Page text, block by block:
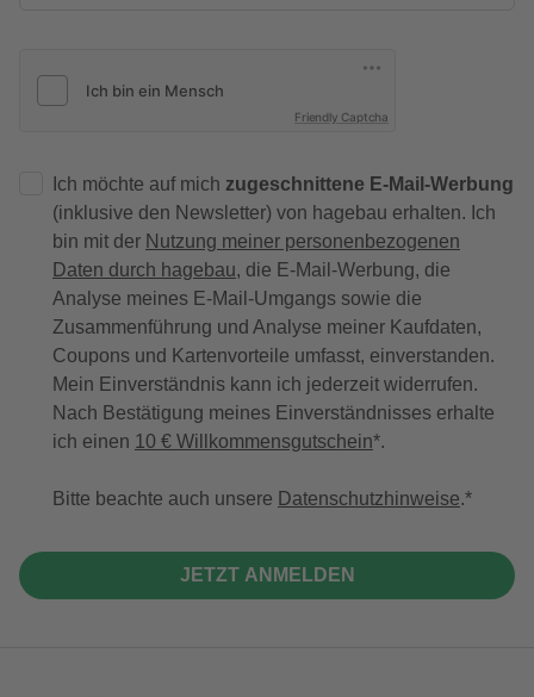
Friendly Captcha
Ich möchte auf mich zugeschnittene E-Mail-Werbung
(inklusive den Newsletter) von hagebau erhalten. Ich
bin mit der Nutzung meiner personenbezogenen
Daten durch hagebau, die E-Mail-Werbung, die
Analyse meines E-Mail-Umgangs sowie die
Zusammenführung und Analyse meiner Kaufdaten,
Coupons und Kartenvorteile umfasst, einverstanden.
Mein Einverständnis kann ich jederzeit widerrufen.
Nach Bestätigung meines Einverständnisses erhalte
ich einen 10 € Willkommensgutschein*.
Bitte beachte auch unsere Datenschutzhinweise.
JETZT ANMELDEN